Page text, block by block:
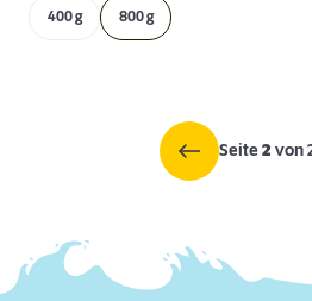
400 g 800 g
Seite2 von